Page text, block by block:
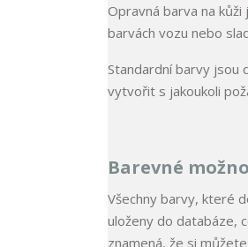
Opravná barva na
barvách vozu nebo
Standardní barvy jsou
vytvořit s jakoukoli
Barevné
Všechny barvy, které
uloženy do databáze,
znamená, že si